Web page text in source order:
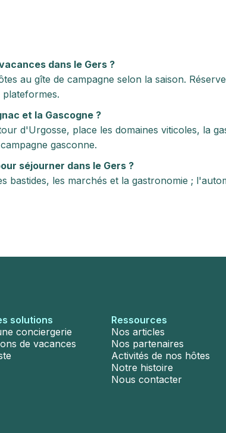
dans le Gers ?
au gîte de campagne selon la saison.
et la Gascogne ?
d'Urgosse, place les domaines viticoles, la
gasconne.
séjourner dans le Gers ?
bastides, les marchés et la gastronomie ;
solutions
conciergerie
de vacances
Ressources
Nos articles
Nos partenaires
Activités de nos hôtes
Notre histoire
Nous contacter